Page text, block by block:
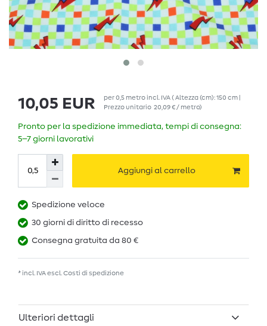
10,05 EUR per0,5 metro incl. IVA( Altezza (cm): 150 cm |
Prezzo unitario 20,09 € / metro)
Pronto per la spedizione immediata, tempi di consegna:
5–7 giorni lavorativi
Aggiungi al carrello
Spedizione veloce
30 giorni di diritto di recesso
Consegna gratuita da 80 €
* incl. IVA escl.Costi di spedizione
Ulteriori dettagli